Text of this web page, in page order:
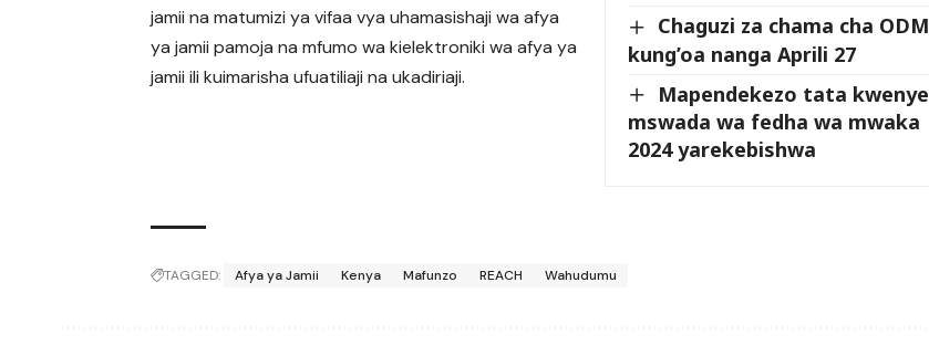
Chaguzi za chama cha ODM
kung’oa nanga Aprili 27
Mapendekezo tata kwenye
mswada wa fedha wa mwaka
2024 yarekebishwa
jamii na matumizi ya vifaa vya uhamasishaji wa afya
ya jamii pamoja na mfumo wa kielektroniki wa afya ya
jamii ili kuimarisha ufuatiliaji na ukadiriaji.
TAGGED: Afya ya Jamii Kenya Mafunzo REACH Wahudumu